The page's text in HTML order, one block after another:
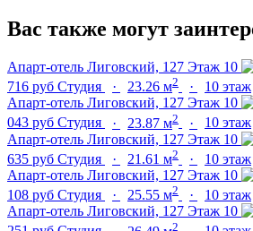
Вас также могут
Апарт-отель Лиговский, 127 Этаж 10
716 руб Студия · 23.26 м2 ·
10 этаж
Апарт-отель Лиговский, 127 Этаж 10
043 руб Студия · 23.87 м2 ·
10 этаж
Апарт-отель Лиговский, 127 Этаж 10
635 руб Студия · 21.61 м2 ·
10 этаж
Апарт-отель Лиговский, 127 Этаж 10
108 руб Студия · 25.55 м2 ·
10 этаж
Апарт-отель Лиговский, 127 Этаж 10
2